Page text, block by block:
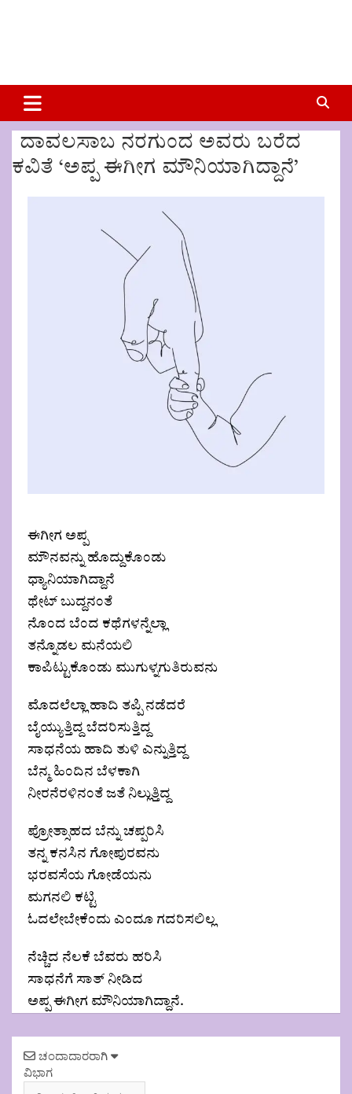
ದಾವಲಸಾಬ ನರಗುಂದ ಅವರು ಬರೆದ
ಕವಿತೆ ‘ಅಪ್ಪ ಈಗೀಗ ಮೌನಿಯಾಗಿದ್ದಾನೆ’
ಈಗೀಗ ಅಪ್ಪ
ಮೌನವನ್ನು ಹೊದ್ದುಕೊಂಡು
ಧ್ಯಾನಿಯಾಗಿದ್ದಾನೆ
ಥೇಟ್ ಬುದ್ದನಂತೆ
ನೊಂದ ಬೆಂದ ಕಥೆಗಳನ್ನೆಲ್ಲಾ
ತನ್ನೊಡಲ ಮನೆಯಲಿ
ಕಾಪಿಟ್ಟುಕೊಂಡು ಮುಗುಳ್ನಗುತಿರುವನು
ಮೊದಲೆಲ್ಲಾ ಹಾದಿ ತಪ್ಪಿ ನಡೆದರೆ
ಬೈಯ್ಯುತ್ತಿದ್ದ ಬೆದರಿಸುತ್ತಿದ್ದ
ಸಾಧನೆಯ ಹಾದಿ ತುಳಿ ಎನ್ನುತ್ತಿದ್ದ
ಬೆನ್ಮ ಹಿಂದಿನ ಬೆಳಕಾಗಿ
ನೀರನೆರಳಿನಂತೆ ಜತೆ ನಿಲ್ಲುತ್ತಿದ್ದ
ಪ್ರೋತ್ಸಾಹದ ಬೆನ್ನು ಚಪ್ಪರಿಸಿ
ತನ್ನ ಕನಸಿನ ಗೋಪುರವನು
ಭರವಸೆಯ ಗೋಡೆಯನು
ಮಗನಲಿ ಕಟ್ಟಿ
ಓದಲೇಬೇಕೆಂದು ಎಂದೂ ಗದರಿಸಲಿಲ್ಲ
ನೆಚ್ಚಿದ ನೆಲಕೆ ಬೆವರು ಹರಿಸಿ
ಸಾಧನೆಗೆ ಸಾತ್ ನೀಡಿದ
ಅಪ್ಪ ಈಗೀಗ ಮೌನಿಯಾಗಿದ್ದಾನೆ.
Post
navigation
ಚಂದಾದಾರರಾಗಿ
ವಿಭಾಗ